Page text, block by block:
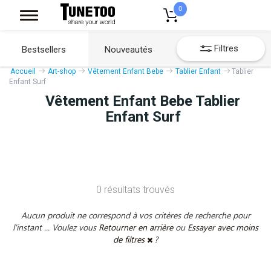
0
Bestsellers Nouveautés Filtres
Accueil Art-shop Vêtement Enfant Bebe Tablier Enfant
Tablier
Enfant Surf
Vêtement Enfant Bebe Tablier
Enfant Surf
0 résultats trouvés
Aucun produit ne correspond à vos critères de recherche pour
l'instant ... Voulez vous Retourner en arrière ou Essayer avec moins
de filtres
?